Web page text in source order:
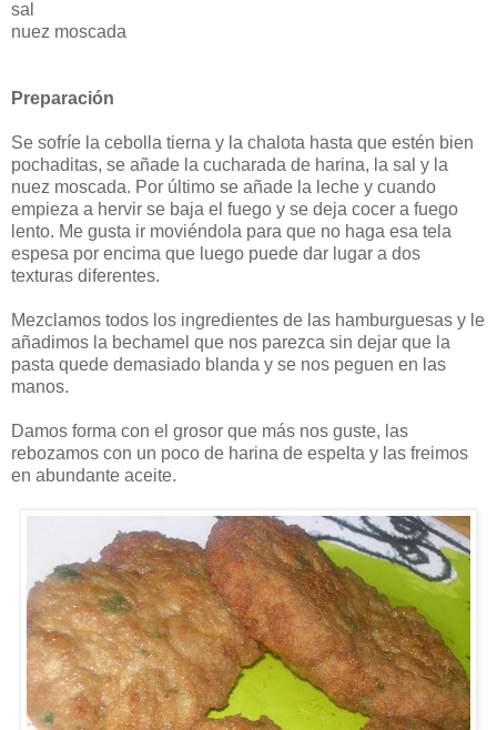
sal
nuez moscada
Preparación
Se sofríe la cebolla tierna y la chalota hasta que estén bien
pochaditas, se añade la cucharada de harina, la sal y la
nuez moscada. Por último se añade la leche y cuando
empieza a hervir se baja el fuego y se deja cocer a fuego
lento. Me gusta ir moviéndola para que no haga esa tela
espesa por encima que luego puede dar lugar a dos
texturas diferentes.
Mezclamos todos los ingredientes de las hamburguesas y le
añadimos la bechamel que nos parezca sin dejar que la
pasta quede demasiado blanda y se nos peguen en las
manos.
Damos forma con el grosor que más nos guste, las
rebozamos con un poco de harina de espelta y las freimos
en abundante aceite.